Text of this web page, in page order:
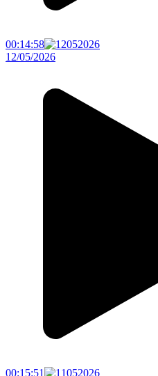
00:14:58
12/05/2026
00:15:51